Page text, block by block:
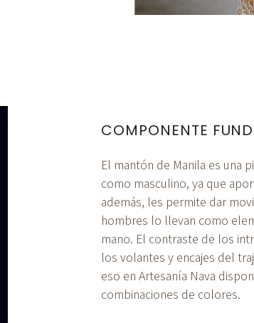
COMPONENTE
El mantón de Manila es una
como masculino, ya que
además, les permite dar
hombres lo llevan como
mano. El contraste de los
los volantes y encajes del
eso en Artesanía Nava
combinaciones de colores.